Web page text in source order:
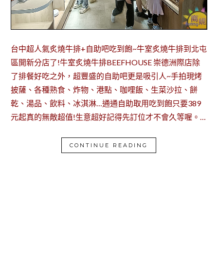
台中超人氣炙燒牛排+自助吧吃到飽~牛室炙燒牛排到北屯
區開新分店了!牛室炙燒牛排BEEFHOUSE 崇德洲際店除
了排餐好吃之外，超豐盛的自助吧更是吸引人~手拍現烤
披薩、各種熟食、炸物、港點、咖哩飯、生菜沙拉、餅
乾、湯品、飲料、冰淇淋…通通自助取用吃到飽只要389
元起真的無敵超值!生意超好記得先訂位才不會久等喔。…
CONTINUE READING